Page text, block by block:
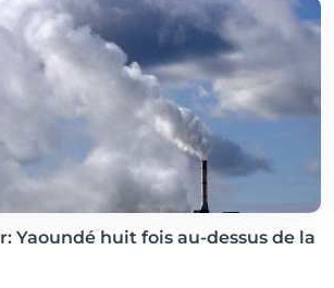
Yaoundé huit fois au-dessus de la